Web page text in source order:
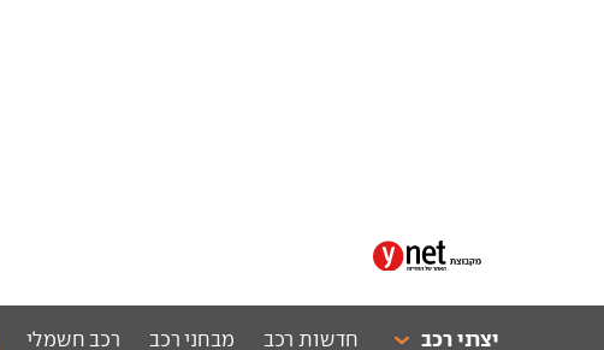
יצרני רכב חדשות רכב מבחני רכב רכב חשמלי